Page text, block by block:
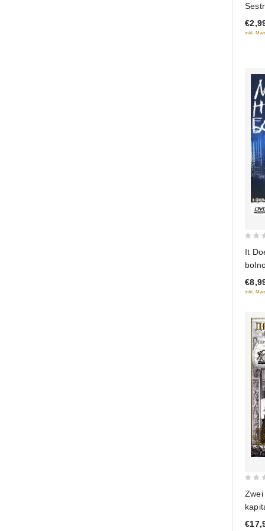
of
5
inkl.
of
5
It
inkl.
of
5
Zwei